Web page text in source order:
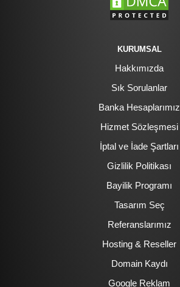
KURUMSAL
Hakkımızda
Sık Sorulanlar
Banka Hesaplarımız
Hizmet Sözleşmesi
İptal ve İade Şartları
Gizlilik Politikası
Bayilik Programı
Tasarım Seç
Referanslarımız
Hosting & Reseller
Domain Kaydı
Google Reklam